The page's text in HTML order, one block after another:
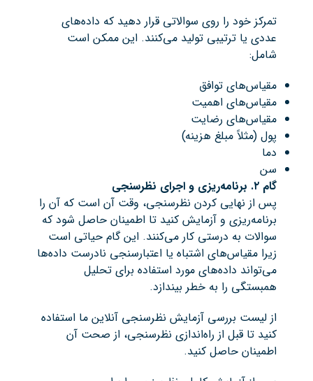
تمرکز خود را روی سوالاتی قرار دهید که داده‌های
عددی یا ترتیبی تولید می‌کنند. این ممکن است
شامل:
مقیاس‌های توافق
مقیاس‌های اهمیت
مقیاس‌های رضایت
پول (مثلاً مبلغ هزینه)
دما
سن
گام ۲. برنامه‌ریزی و اجرای نظرسنجی
پس از نهایی کردن نظرسنجی، وقت آن است که آن را
برنامه‌ریزی و آزمایش کنید تا اطمینان حاصل شود که
سوالات به درستی کار می‌کنند. این گام حیاتی است
زیرا مقیاس‌های اشتباه یا اعتبارسنجی نادرست داده‌ها
می‌تواند داده‌های مورد استفاده برای تحلیل
همبستگی را به خطر بیندازد.
از لیست بررسی آزمایش نظرسنجی آنلاین ما استفاده
کنید تا قبل از راه‌اندازی نظرسنجی، از صحت آن
اطمینان حاصل کنید.